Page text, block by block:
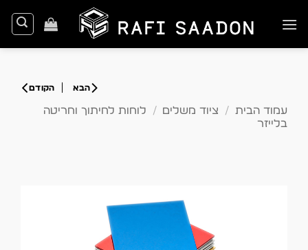
to
עמוד הבית / ציוד משלים /
לוחות לחיתוך וחריטה
בלייזר